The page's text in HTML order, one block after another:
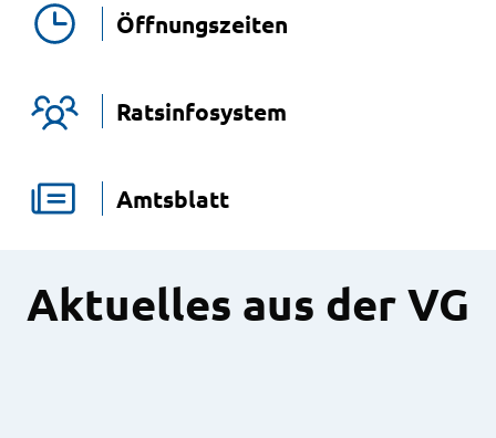
Öffnungszeiten
Ratsinfosystem
Amtsblatt
Aktuelles aus der VG